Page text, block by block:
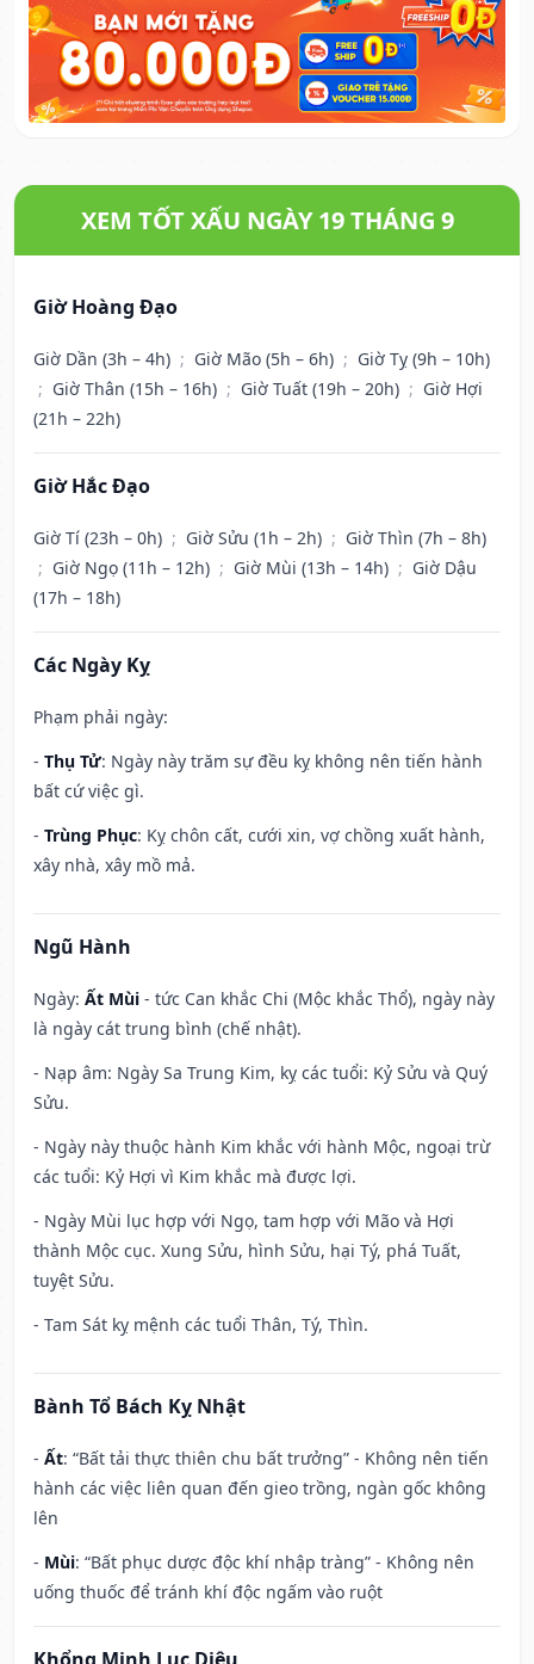
XEM TỐT XẤU NGÀY 19 THÁNG 9
Giờ Hoàng Đạo
Giờ Dần (3h – 4h) ; Giờ Mão (5h – 6h) ; Giờ Tỵ (9h – 10h)
; Giờ Thân (15h – 16h) ; Giờ Tuất (19h – 20h) ; Giờ Hợi
(21h – 22h)
Giờ Hắc Đạo
Giờ Tí (23h – 0h) ; Giờ Sửu (1h – 2h) ; Giờ Thìn (7h – 8h)
; Giờ Ngọ (11h – 12h) ; Giờ Mùi (13h – 14h) ; Giờ Dậu
(17h – 18h)
Các Ngày Kỵ
Phạm phải ngày:
- Thụ Tử: Ngày này trăm sự đều kỵ không nên tiến hành
bất cứ việc gì.
- Trùng Phục: Kỵ chôn cất, cưới xin, vợ chồng xuất hành,
xây nhà, xây mồ mả.
Ngũ Hành
Ngày: Ất Mùi - tức Can khắc Chi (Mộc khắc Thổ), ngày này
là ngày cát trung bình (chế nhật).
- Nạp âm: Ngày Sa Trung Kim, kỵ các tuổi: Kỷ Sửu và Quý
Sửu.
- Ngày này thuộc hành Kim khắc với hành Mộc, ngoại trừ
các tuổi: Kỷ Hợi vì Kim khắc mà được lợi.
- Ngày Mùi lục hợp với Ngọ, tam hợp với Mão và Hợi
thành Mộc cục. Xung Sửu, hình Sửu, hại Tý, phá Tuất,
tuyệt Sửu.
- Tam Sát kỵ mệnh các tuổi Thân, Tý, Thìn.
Bành Tổ Bách Kỵ Nhật
- Ất: “Bất tải thực thiên chu bất trưởng” - Không nên tiến
hành các việc liên quan đến gieo trồng, ngàn gốc không
lên
- Mùi: “Bất phục dược độc khí nhập tràng” - Không nên
uống thuốc để tránh khí độc ngấm vào ruột